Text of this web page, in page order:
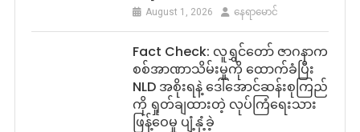
August 1, 2026 နေရာမောင်
Fact Check: လူရွှင်တော် ဇာဂနာက
စစ်အာဏာသိမ်းမှုကို ထောက်ခံပြီး
NLD အစိုးရနဲ့ ဒေါ်အောင်ဆန်းစုကြည်
ကို ရှုတ်ချထားတဲ့ လုပ်ကြံရေးသား
ဖြန့်ဝေမှု ပျံ့နှံ့ခဲ့